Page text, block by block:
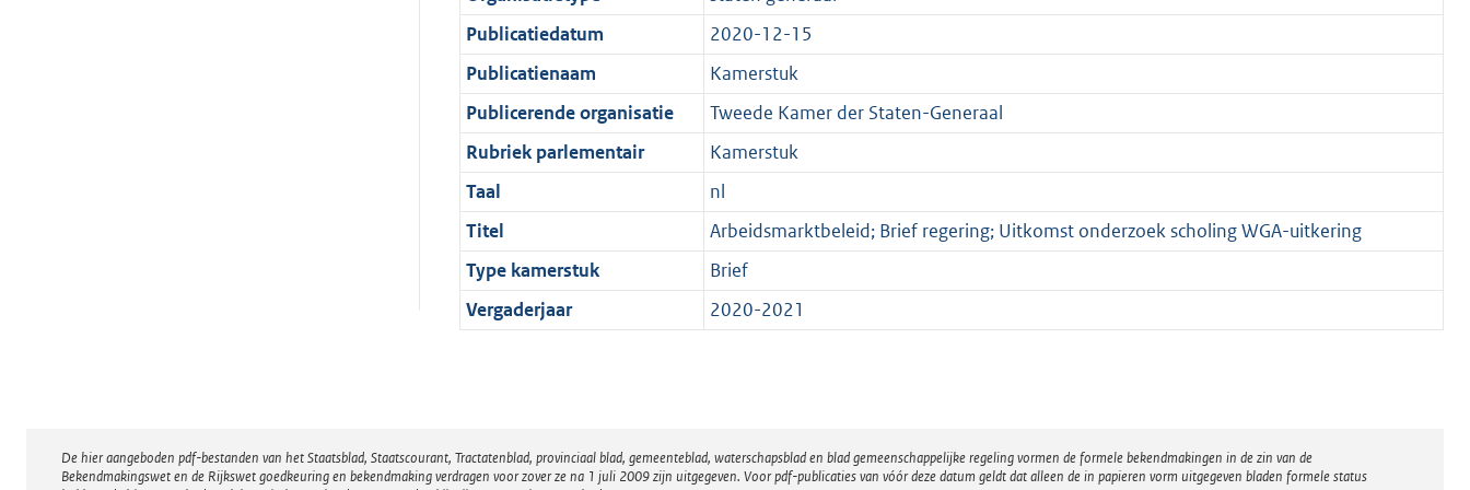
Publicatiedatum
2020-12-15
Publicatienaam
Kamerstuk
Publicerende organisatie
Tweede Kamer der Staten-Generaal
Rubriek parlementair
Kamerstuk
Taal
nl
Titel
Arbeidsmarktbeleid; Brief regering; Uitkomst onderzoek scholing WGA-uitkering
Type kamerstuk
Brief
Vergaderjaar
2020-2021
Disclaimer
De hier aangeboden pdf-bestanden van het Staatsblad, Staatscourant, Tractatenblad, provinciaal blad, gemeenteblad, waterschapsblad en blad gemeenschappelijke regeling vormen de formele bekendmakingen in de zin van de
Bekendmakingswet en de Rijkswet goedkeuring en bekendmaking verdragen voor zover ze na 1 juli 2009 zijn uitgegeven. Voor pdf-publicaties van vóór deze datum geldt dat alleen de in papieren vorm uitgegeven bladen formele status